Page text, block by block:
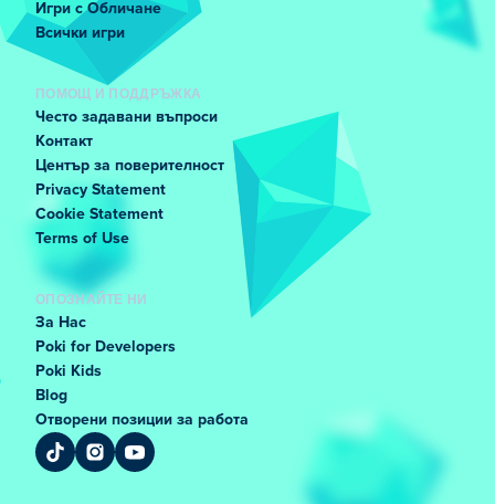
Игри с Обличане
Всички игри
ПОМОЩ И ПОДДРЪЖКА
Често задавани въпроси
Контакт
Център за поверителност
Privacy Statement
Cookie Statement
Terms of Use
ОПОЗНАЙТЕ НИ
За Нас
Poki for Developers
Poki Kids
Blog
Отворени позиции за работа